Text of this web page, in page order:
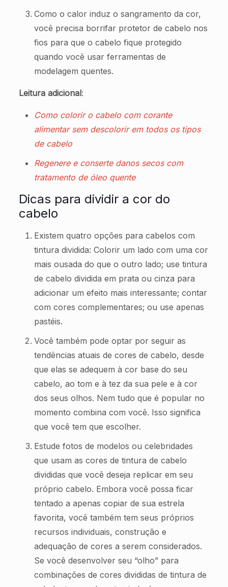
Como o calor induz o sangramento da cor,
você precisa borrifar protetor de cabelo nos
fios para que o cabelo fique protegido
quando você usar ferramentas de
modelagem quentes.
Leitura adicional:
Como colorir o cabelo com corante
alimentar sem descolorir em todos os tipos
de cabelo
Regenere e conserte danos secos com
tratamento de óleo quente
Dicas para dividir a cor do
cabelo
Existem quatro opções para cabelos com
tintura dividida: Colorir um lado com uma cor
mais ousada do que o outro lado; use tintura
de cabelo dividida em prata ou cinza para
adicionar um efeito mais interessante; contar
com cores complementares; ou use apenas
pastéis.
Você também pode optar por seguir as
tendências atuais de cores de cabelo, desde
que elas se adequem à cor base do seu
cabelo, ao tom e à tez da sua pele e à cor
dos seus olhos. Nem tudo que é popular no
momento combina com você. Isso significa
que você tem que escolher.
Estude fotos de modelos ou celebridades
que usam as cores de tintura de cabelo
divididas que você deseja replicar em seu
próprio cabelo. Embora você possa ficar
tentado a apenas copiar de sua estrela
favorita, você também tem seus próprios
recursos individuais, construção e
adequação de cores a serem considerados.
Se você desenvolver seu “olho” para
combinações de cores divididas de tintura de